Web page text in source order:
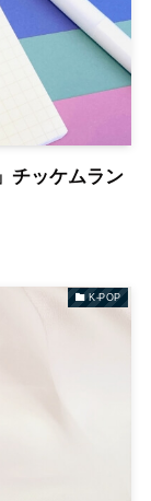
チッケムラン
K-POP